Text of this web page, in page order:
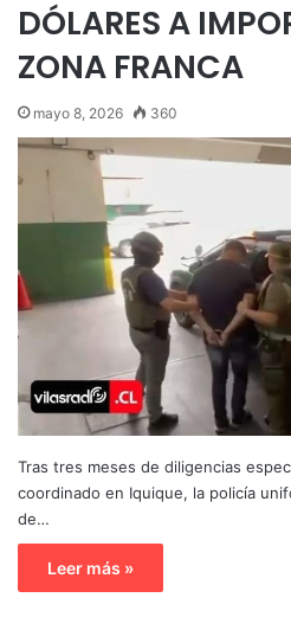
DÓLARES A
ZONA FRANCA
mayo 8, 2026 360
Tras tres meses de diligencias
coordinado en Iquique, la policía
de…
Leer más »